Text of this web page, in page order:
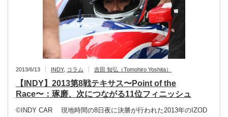
2013/6/13 INDY, コラム 吉田 知弘（Tomohiro Yoshita）
【INDY】2013第8戦テキサス〜Point of the
Race〜：琢磨、次につながる11位フィニッシュ
©INDY CAR 現地時間の8日夜に決勝が行われた2013年のIZOD